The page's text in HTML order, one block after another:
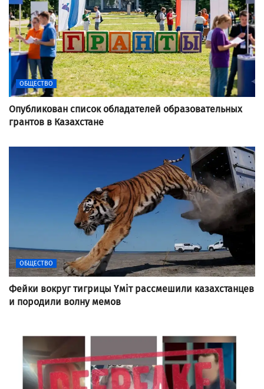
ОБЩЕСТВО
Опубликован список обладателей образовательных
грантов в Казахстане
ОБЩЕСТВО
Фейки вокруг тигрицы Үміт рассмешили казахстанцев
и породили волну мемов